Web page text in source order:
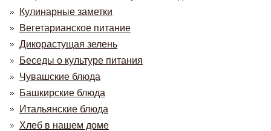
Кулинарные заметки
Вегетарианское питание
Дикорастущая зелень
Беседы о культуре питания
Чувашские блюда
Башкирские блюда
Итальянские блюда
Хлеб в нашем доме